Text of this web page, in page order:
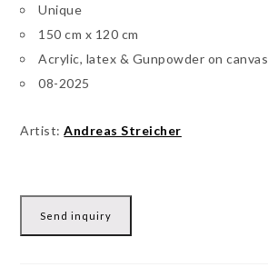
Unique
150 cm x 120 cm
Acrylic, latex & Gunpowder on canvas
08-2025
Artist:Andreas Streicher
Send inquiry